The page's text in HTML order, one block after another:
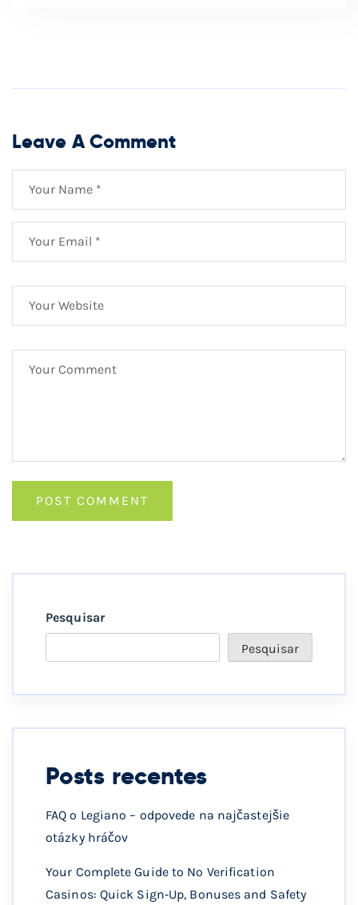
Leave A Comment
Pesquisar
Pesquisar
Posts recentes
FAQ o Legiano – odpovede na najčastejšie
otázky hráčov
Your Complete Guide to No Verification
Casinos: Quick Sign‑Up, Bonuses and Safety